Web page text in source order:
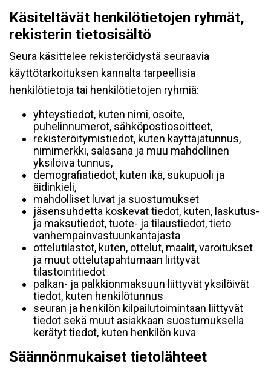
Käsiteltävät henkilötietojen ryhmät,
rekisterin tietosisältö
Seura käsittelee rekisteröidystä seuraavia
käyttötarkoituksen kannalta tarpeellisia
henkilötietoja tai henkilötietojen ryhmiä:
yhteystiedot, kuten nimi, osoite,
puhelinnumerot, sähköpostiosoitteet,
rekisteröitymistiedot, kuten käyttäjätunnus,
nimimerkki, salasana ja muu mahdollinen
yksilöivä tunnus,
demografiatiedot, kuten ikä, sukupuoli ja
äidinkieli,
mahdolliset luvat ja suostumukset
jäsensuhdetta koskevat tiedot, kuten, laskutus-
ja maksutiedot, tuote- ja tilaustiedot, tieto
vanhempainvastuunkantajasta
ottelutilastot, kuten, ottelut, maalit, varoitukset
ja muut ottelutapahtumaan liittyvät
tilastointitiedot
palkan- ja palkkionmaksuun liittyvät yksilöivät
tiedot, kuten henkilötunnus
seuran ja henkilön kilpailutoimintaan liittyvät
tiedot sekä muut asiakkaan suostumuksella
kerätyt tiedot, kuten henkilön kuva
Säännönmukaiset tietolähteet